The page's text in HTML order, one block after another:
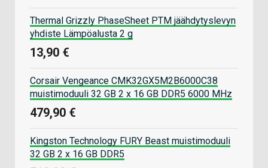
Thermal Grizzly PhaseSheet PTM jäähdytyslevyn
yhdiste Lämpöalusta 2 g
13,90 €
Corsair Vengeance CMK32GX5M2B6000C38
muistimoduuli 32 GB 2 x 16 GB DDR5 6000 MHz
479,90 €
Kingston Technology FURY Beast muistimoduuli
32 GB 2 x 16 GB DDR5